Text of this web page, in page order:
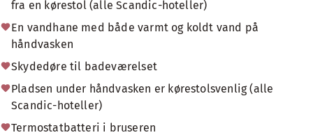
fra en kørestol (alle Scandic-hoteller)
En vandhane med både varmt og koldt vand på
håndvasken
Skydedøre til badeværelset
Pladsen under håndvasken er kørestolsvenlig (alle
Scandic-hoteller)
Termostatbatteri i bruseren